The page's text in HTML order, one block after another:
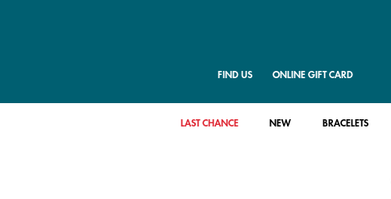
FIND US ONLINE GIFT CARD
LAST CHANCE NEW BRACELETS